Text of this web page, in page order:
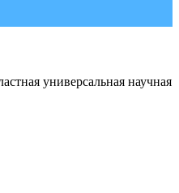
универсальная научная